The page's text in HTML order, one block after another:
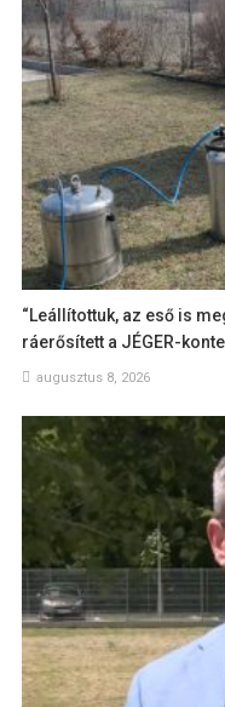
“Leállítottuk, az eső is
ráerősített a JÉGER-
augusztus 8, 2026